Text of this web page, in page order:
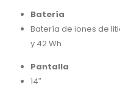
Batería
Batería de iones de
y 42 Wh
Pantalla
14″